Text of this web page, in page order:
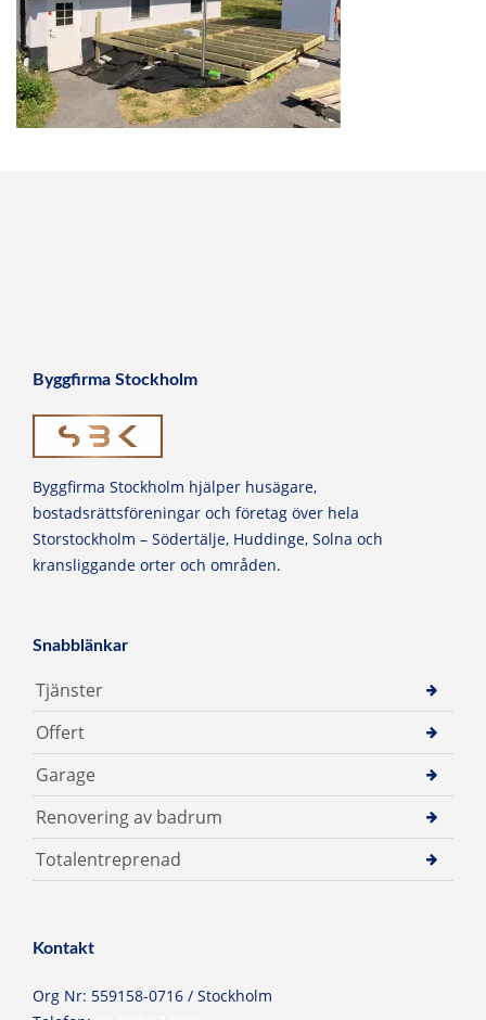
Byggfirma Stockholm
Byggfirma Stockholm hjälper husägare,
bostadsrättsföreningar och företag över hela
Storstockholm – Södertälje, Huddinge, Solna och
kransliggande orter och områden.
Snabblänkar
Tjänster
Offert
Garage
Renovering av badrum
Totalentreprenad
Kontakt
Org Nr: 559158-0716 / Stockholm